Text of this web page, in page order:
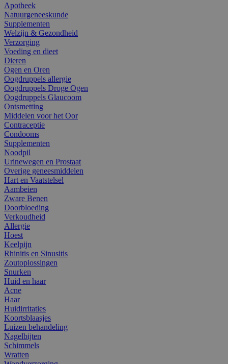
Apotheek
Natuurgeneeskunde
Supplementen
Welzijn & Gezondheid
Verzorging
Voeding en dieet
Dieren
Ogen en Oren
Oogdruppels allergie
Oogdruppels Droge Ogen
Oogdruppels Glaucoom
Ontsmetting
Middelen voor het Oor
Contraceptie
Condooms
Supplementen
Noodpil
Urinewegen en Prostaat
Overige geneesmiddelen
Hart en Vaatstelsel
Aambeien
Zware Benen
Doorbloeding
Verkoudheid
Allergie
Hoest
Keelpijn
Rhinitis en Sinusitis
Zoutoplossingen
Snurken
Huid en haar
Acne
Haar
Huidirritaties
Koortsblaasjes
Luizen behandeling
Nagelbijten
Schimmels
Wratten